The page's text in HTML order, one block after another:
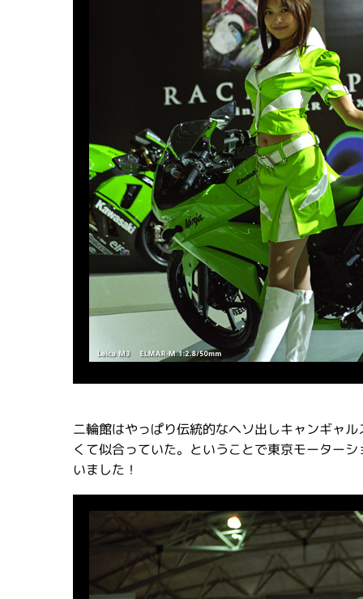
二輪館はやっぱり伝統的なヘソ出しキャンギャ
くて似合っていた。ということで東京モーター
いました！